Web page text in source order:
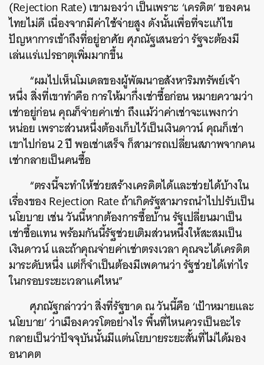
(Rejection Rate) เขามองว่า เป็นเพราะ ‘เครดิต’ ของคน
ไทยไม่ดี เนื่องจากมีค่าใช้จ่ายสูง ดังนั้นเพื่อที่จะแก้ไข
ปัญหาการเข้าถึงที่อยู่อาศัย ศุภณัฐเสนอว่า รัฐจะต้องมี
เล่นแร่แปรธาตุเพิ่มมากขึ้น
“ผมไปเห็นโมเดลของผู้พัฒนาอสังหาริมทรัพย์เจ้า
หนึ่ง สิ่งที่เขาทำคือ การให้มากึ่งเช่าซื้อก่อน หมายความว่า
เช่าอยู่ก่อน คุณก็จ่ายค่าเช่า ถึงแม้ว่าค่าเช่าจะแพงกว่า
หน่อย เพราะส่วนหนึ่งต้องเก็บไว้เป็นเงินดาวน์ คุณก็เช่า
เขาไปก่อน 2 ปี พอเช่าเสร็จ ก็สามารถเปลี่ยนสภาพจากคน
เช่ากลายเป็นคนซื้อ
“ตรงนี้จะทำให้ช่วยสร้างเครดิตได้และช่วยได้บ้างใน
เรื่องของ Rejection Rate ถ้าเกิดรัฐสามารถนำไปปรับเป็น
นโยบาย เช่น วันนี้หากต้องการซื้อบ้าน รัฐเปลี่ยนมาเป็น
เช่าซื้อแทน พร้อมกันนี้รัฐช่วยเติมส่วนหนึ่งให้สะสมเป็น
เงินดาวน์ และถ้าคุณจ่ายค่าเช่าตรงเวลา คุณจะได้เครดิต
มาระดับหนึ่ง แต่ก็จำเป็นต้องมีเพดานว่า รัฐช่วยได้เท่าไร
ในกรอบระยะเวลาแค่ไหน”
ศุภณัฐกล่าวว่า สิ่งที่รัฐขาด ณ วันนี้คือ ‘เป้าหมายและ
นโยบาย’ ว่าเมืองควรโตอย่างไร พื้นที่ไหนควรเป็นอะไร
กลายเป็นว่าปัจจุบันนั้นมีแต่นโยบายระยะสั้นที่ไม่ได้มอง
อนาคต